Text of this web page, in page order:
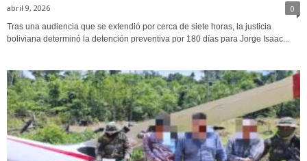
abril 9, 2026 0
Tras una audiencia que se extendió por cerca de siete horas, la justicia
boliviana determinó la detención preventiva por 180 días para Jorge Isaac...